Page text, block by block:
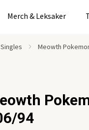
Merch & Leksaker
Meowth
94